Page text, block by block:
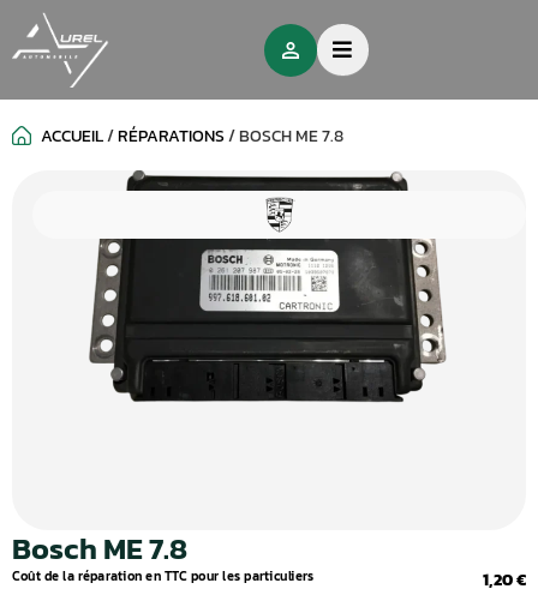
ACCUEIL/RÉPARATIONS/BOSCH ME 7.8
Bosch ME 7.8
Coût de la réparation en TTC pour les particuliers 1,20 €